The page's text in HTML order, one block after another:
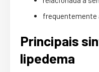
frequentemente
Principais
lipedema